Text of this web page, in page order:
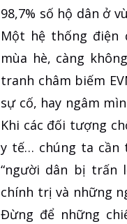
98,7% số hộ dân ở
Một hệ thống điện
mùa hè, càng
tranh châm biếm
sự cố, hay ngâm
Khi các đối tượng
y tế… chúng ta cần
“người dân bị trấn
chính trị và những
Đừng để những